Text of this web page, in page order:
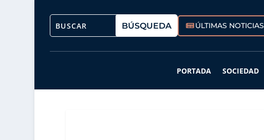
ÚLTIMAS NOTICIAS
PORTADA SOCIEDAD